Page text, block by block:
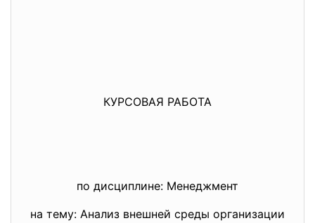
КУРСОВАЯ РАБОТА
по дисциплине: Менеджмент
на тему: Анализ внешней среды организации